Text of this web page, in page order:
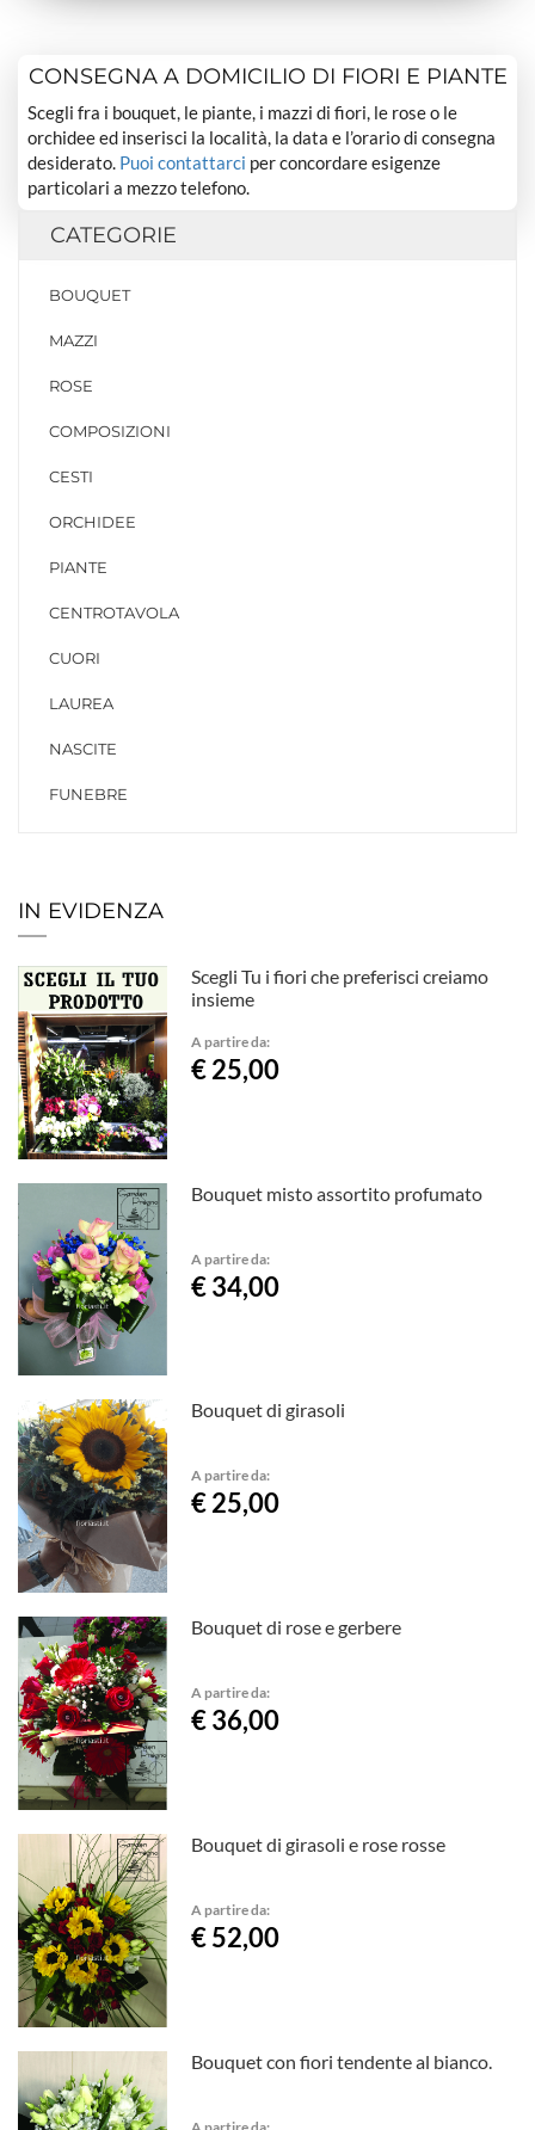
CONSEGNA A DOMICILIO DI FIORI E PIANTE
Scegli fra i bouquet, le piante, i mazzi di fiori, le rose o le
orchidee ed inserisci la località, la data e l’orario di consegna
desiderato. Puoi contattarci per concordare esigenze
particolari a mezzo telefono.
CATEGORIE
BOUQUET
MAZZI
ROSE
COMPOSIZIONI
CESTI
ORCHIDEE
PIANTE
CENTROTAVOLA
CUORI
LAUREA
NASCITE
FUNEBRE
IN EVIDENZA
Scegli Tu i fiori che preferisci creiamo
insieme
A partire da:
€ 25,00
Bouquet misto assortito profumato
A partire da:
€ 34,00
Bouquet di girasoli
A partire da:
€ 25,00
Bouquet di rose e gerbere
A partire da:
€ 36,00
Bouquet di girasoli e rose rosse
A partire da:
€ 52,00
Bouquet con fiori tendente al bianco.
A partire da: